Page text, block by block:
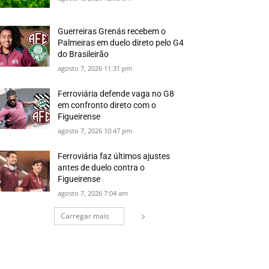
Guerreiras Grenás recebem o
Palmeiras em duelo direto pelo G4
do Brasileirão
agosto 7, 2026 11:31 pm
Ferroviária defende vaga no G8
em confronto direto com o
Figueirense
agosto 7, 2026 10:47 pm
Ferroviária faz últimos ajustes
antes de duelo contra o
Figueirense
agosto 7, 2026 7:04 am
Carregar mais